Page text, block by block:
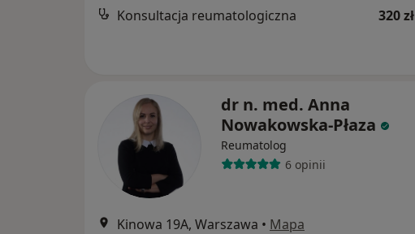
Konsultacja reumatologiczna 320 zł
dr n. med. Anna
Nowakowska-Płaza
Reumatolog
6 opinii
Kinowa 19A, Warszawa • Mapa